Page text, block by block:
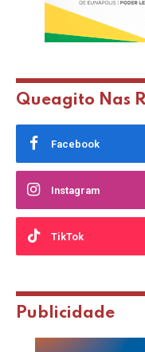
Queagito Nas
Facebook
Instagram
TikTok
Publicidade